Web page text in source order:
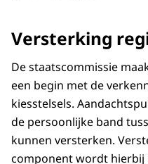
Versterking
De staatscommissie
een begin met de
kiesstelsels.
de persoonlijke band
kunnen versterken.
component wordt